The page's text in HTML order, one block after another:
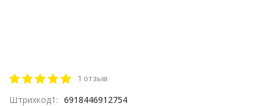
1 отзыв
Штрихкод1: 6918446912754